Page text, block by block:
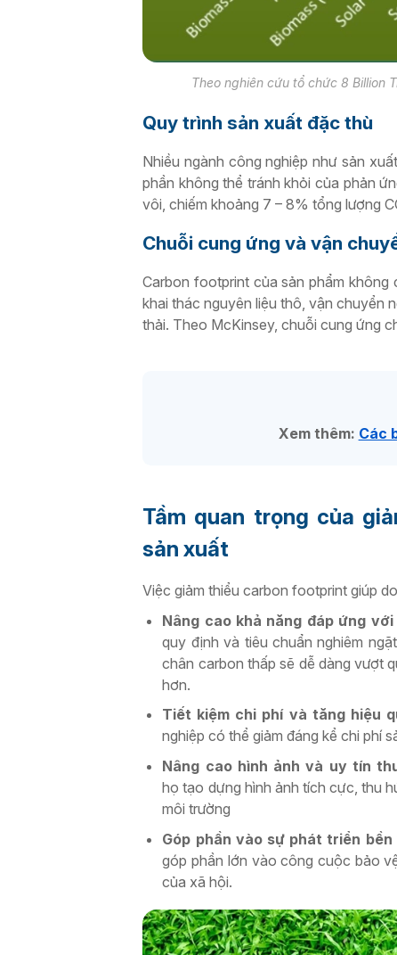
Theo nghiên cứu tổ chức 8 Billion
Quy trình sản xuất đặc thù
Nhiều ngành công nghiệp như sản
phần không thể tránh khỏi của phản
vôi, chiếm khoảng 7 – 8% tổng lượng
Chuỗi cung ứng và vận
Carbon footprint của sản phẩm
khai thác nguyên liệu thô, vận chuyển
thải. Theo McKinsey, chuỗi cung ứng
Xem thêm: Các
Tầm quan trọng của
sản xuất
Việc giảm thiểu carbon footprint giúp
Nâng cao khả năng đáp ứng
quy định và tiêu chuẩn nghiêm
chân carbon thấp sẽ dễ dàng vượt
hơn.
Tiết kiệm chi phí và tăng hiệu
nghiệp có thể giảm đáng kể chi phí
Nâng cao hình ảnh và uy tín
họ tạo dựng hình ảnh tích cực, thu
môi trường
Góp phần vào sự phát triển bền
góp phần lớn vào công cuộc bảo
của xã hội.